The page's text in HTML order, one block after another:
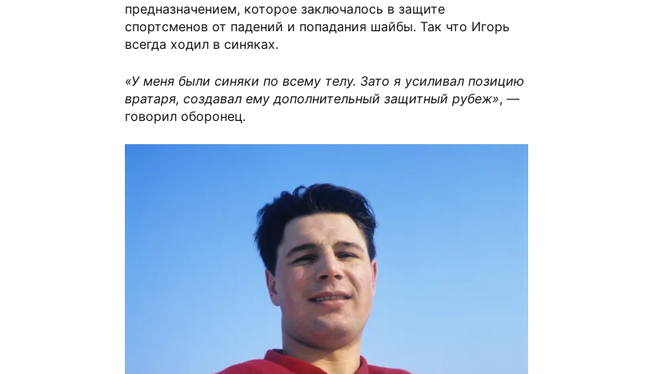
предназначением, которое заключалось в защите
спортсменов от падений и попадания шайбы. Так что Игорь
всегда ходил в синяках.
«У меня были синяки по всему телу. Зато я усиливал позицию
вратаря, создавал ему дополнительный защитный рубеж», —
говорил оборонец.